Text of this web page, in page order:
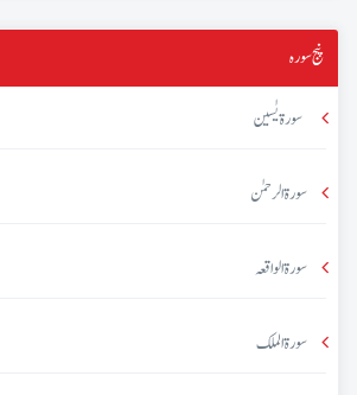
پنج سورہ
سورۃ یٰسین
سورۃ الرحمٰن
سورۃ الواقعہ
سورۃ الملک